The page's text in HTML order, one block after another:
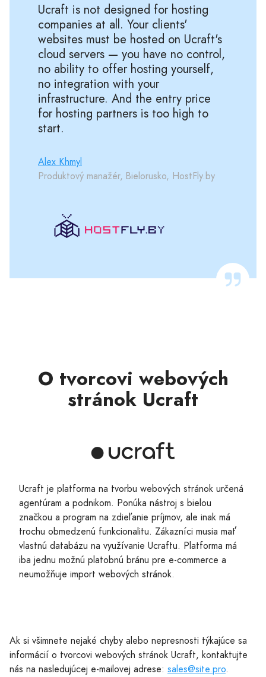
Ucraft is not designed for hosting
companies at all. Your clients'
websites must be hosted on Ucraft's
cloud servers — you have no control,
no ability to offer hosting yourself,
no integration with your
infrastructure. And the entry price
for hosting partners is too high to
start.
Alex Khmyl
Produktový manažér, Bielorusko, HostFly.by
O tvorcovi webových
stránok Ucraft
Ucraft je platforma na tvorbu webových stránok určená
agentúram a podnikom. Ponúka nástroj s bielou
značkou a program na zdieľanie príjmov, ale inak má
trochu obmedzenú funkcionalitu. Zákazníci musia mať
vlastnú databázu na využívanie Ucraftu. Platforma má
iba jednu možnú platobnú bránu pre e-commerce a
neumožňuje import webových stránok.
Ak si všimnete nejaké chyby alebo nepresnosti týkajúce sa
informácií o tvorcovi webových stránok Ucraft, kontaktujte
nás na nasledujúcej e-mailovej adrese: sales@site.pro.